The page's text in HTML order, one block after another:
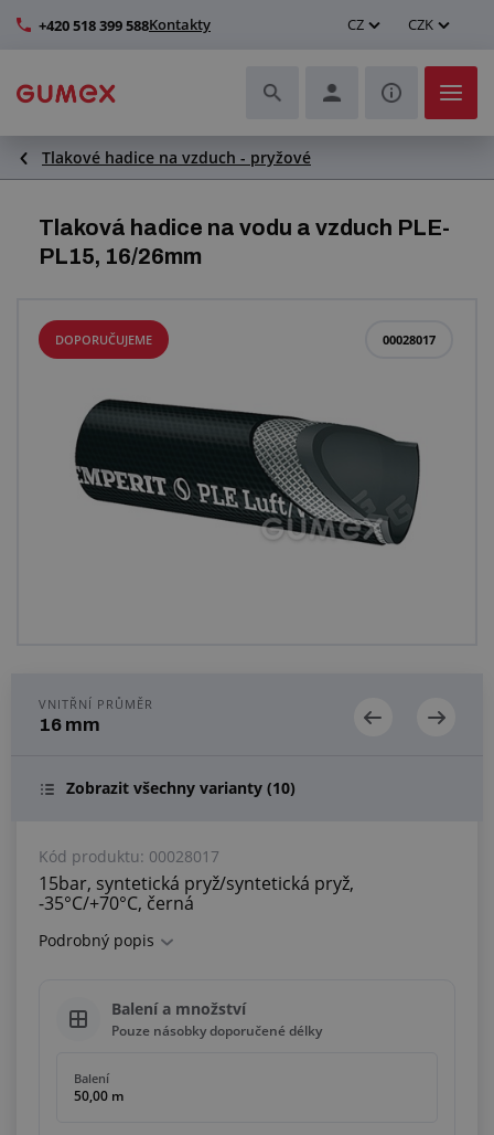
+420 518 399 588Kontakty CZ CZK
Hadice a jejich kompletace
Profily a výroba těsnění
Dopravníkové pásy a montáž
Zlepšení pracovního prostředí
Další pryžové a plastové výrobky
Centrum poptávek
Tlakové hadice na vzduch - pryžové
Tlaková hadice na vodu a vzduch PLE-
PL15, 16/26mm
00028017
DOPORUČUJEME
VNITŘNÍ PRŮMĚR
16 mm
Zobrazit všechny varianty (10)
Kód produktu: 00028017
15bar, syntetická pryž/syntetická pryž,
-35°C/+70°C, černá
Podrobný popis
Balení a množství
Pouze násobky doporučené délky
Balení
50,00 m